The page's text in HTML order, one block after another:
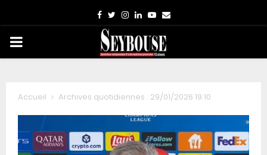
Facebook
TwitterInstagram
LinkedinYoutube
Email
PRIMARY
Accueil Archives quotidiennes : 29/01/2026 19:10